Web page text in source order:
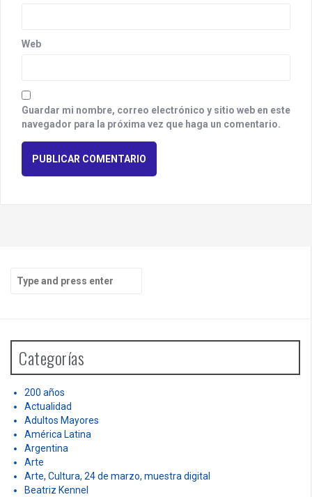
Web
Guardar mi nombre, correo electrónico y sitio web en este
navegador para la próxima vez que haga un comentario.
h
o
Categorías
200 años
Actualidad
Adultos Mayores
América Latina
Argentina
Arte
Arte, Cultura, 24 de marzo, muestra digital
Beatriz Kennel